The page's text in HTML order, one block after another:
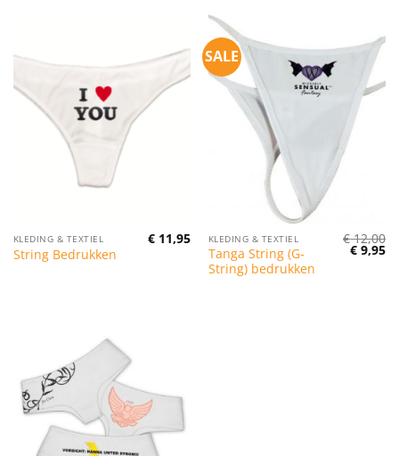
KLEDING & TEXTIEL
String Bedrukken
€ 11,95
SALE
KLEDING & TEXTIEL
Tanga String (G-
String) bedrukken
€12,00
prijs
€ 9,95